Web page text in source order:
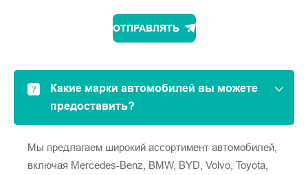
ОТПРАВЛЯТЬ
Какие марки автомобилей вы можете
предоставить?
Мы предлагаем широкий ассортимент автомобилей,
включая Mercedes-Benz, BMW, BYD, Volvo, Toyota,